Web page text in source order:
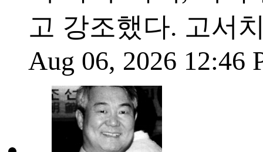
고 강조했다. 고서
Aug 06, 2026 12:46